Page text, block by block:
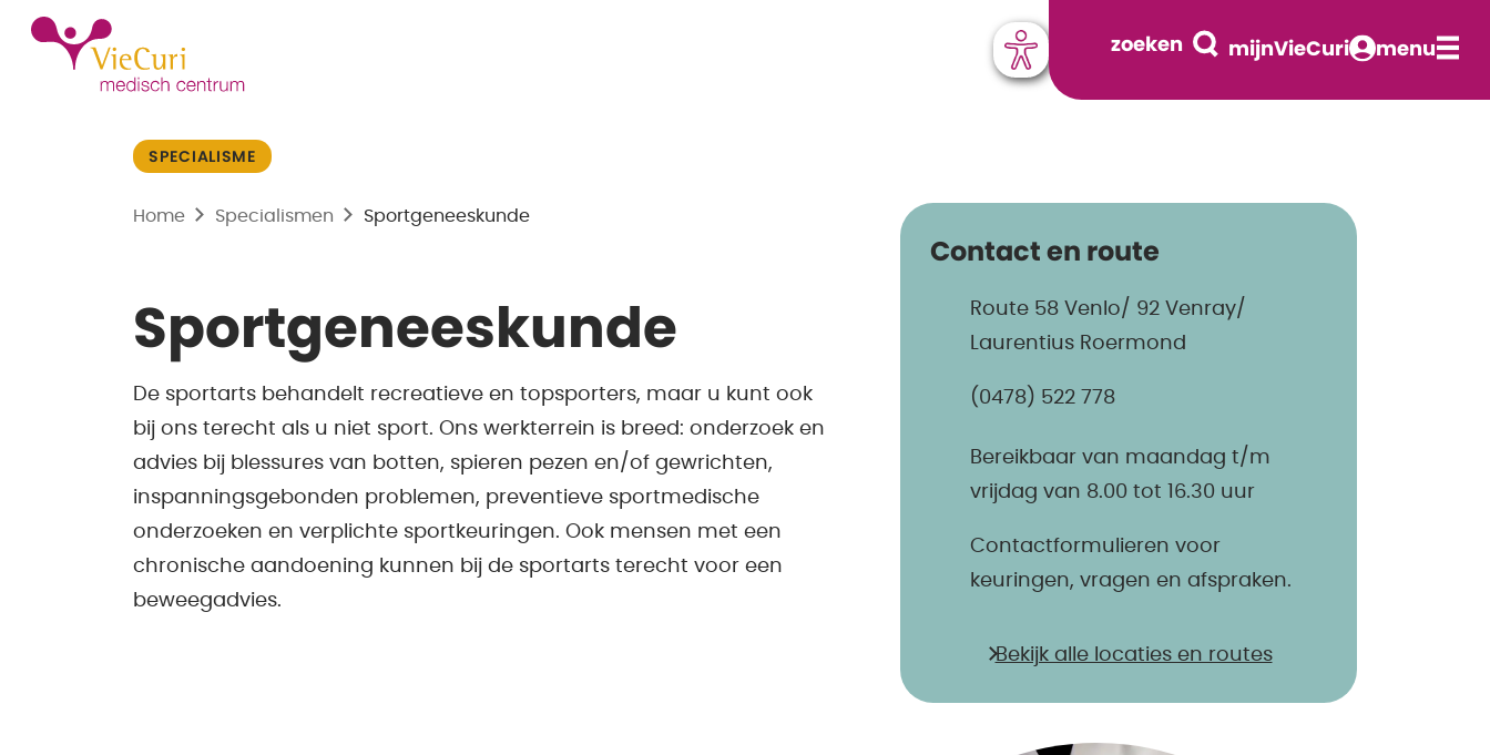
zoeken mijnVieCuri menu
SPECIALISME
Home Specialismen Sportgeneeskunde
Sportgeneeskunde
De sportarts behandelt recreatieve en topsporters, maar u kunt ook
bij ons terecht als u niet sport. Ons werkterrein is breed: onderzoek en
advies bij blessures van botten, spieren pezen en/of gewrichten,
inspanningsgebonden problemen, preventieve sportmedische
onderzoeken en verplichte sportkeuringen. Ook mensen met een
chronische aandoening kunnen bij de sportarts terecht voor een
beweegadvies.
Contact en route
Route 58 Venlo/ 92 Venray/
Laurentius Roermond
(0478) 522 778
Bereikbaar van maandag t/m
vrijdag van 8.00 tot 16.30 uur
Contactformulieren voor
keuringen, vragen en afspraken.
Bekijk alle locaties en routes